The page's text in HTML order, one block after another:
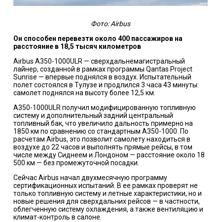
Фото: Airbus
Он способен перевезти около 400 пассажиров на
расстояние в 18,5 тысяч километров
Airbus A350-1000ULR — сверхдальнемагистральный
лайнер, созданной в рамках программы Qantas Project
Sunrise — впервые поднялся в воздух. Испытательный
полет состоялся в Тулузе и продлился 3 часа 43 минуты:
самолет поднялся на высоту более 12,5 км.
A350-1000ULR получил модифицированную топливную
систему и дополнительный задний центральный
топливный бак, что увеличило дальность примерно на
1850 км по сравнению со стандартным A350-1000. По
расчетам Airbus, это позволит самолету находиться в
воздухе до 22 часов и выполнять прямые рейсы, в том
числе между Сиднеем и Лондоном — расстояние около 18
500 км — без промежуточной посадки.
Сейчас Airbus начал двухмесячную программу
сертификационных испытаний. В ее рамках проверят не
только топливную систему и летные характеристики, но и
новые решения для сверхдальних рейсов — в частности,
облегченную систему охлаждения, а также вентиляцию и
климат-контроль в салоне.